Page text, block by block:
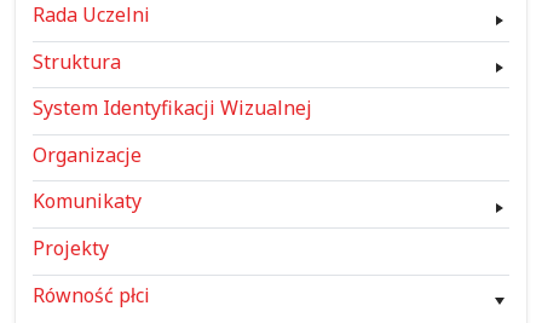
Rada Uczelni
Struktura
System Identyfikacji Wizualnej
Organizacje
Komunikaty
Projekty
Równość płci